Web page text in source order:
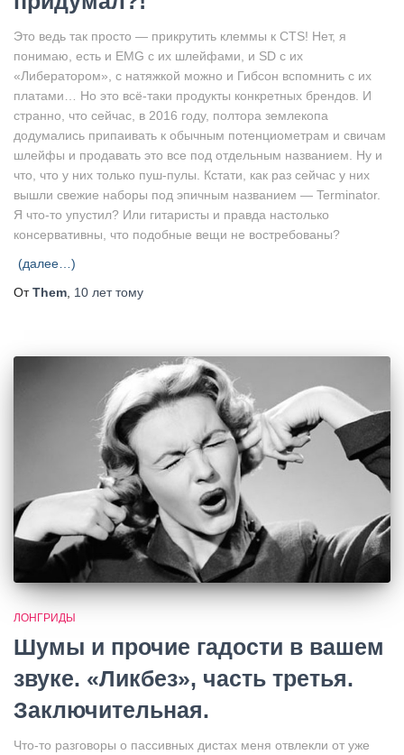
Это ведь так просто — прикрутить клеммы к CTS! Нет, я
понимаю, есть и EMG с их шлейфами, и SD с их
«Либератором», с натяжкой можно и Гибсон вспомнить с их
платами… Но это всё-таки продукты конкретных брендов. И
странно, что сейчас, в 2016 году, полтора землекопа
додумались припаивать к обычным потенциометрам и свичам
шлейфы и продавать это все под отдельным названием. Ну и
что, что у них только пуш-пулы. Кстати, как раз сейчас у них
вышли свежие наборы под эпичным названием — Terminator.
Я что-то упустил? Или гитаристы и правда настолько
консервативны, что подобные вещи не востребованы?
(далее…)
ОтThem 10 леттому
ЛОНГРИДЫ
Шумы и прочие гадости в вашем
звуке. «Ликбез», часть третья.
Заключительная.
Что-то разговоры о пассивных дистах меня отвлекли от уже